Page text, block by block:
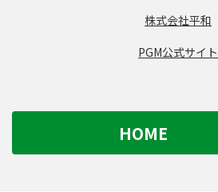
株式会社平和
PGM公式サイト
HOME